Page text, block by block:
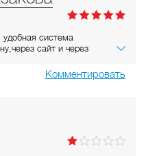
система
сайт и через
можно выбрать эконом и
за 10
Комментировать